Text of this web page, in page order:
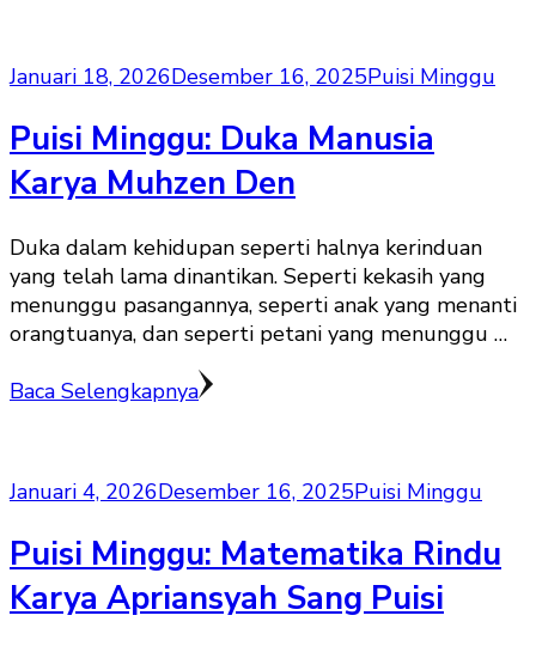
Januari 18, 2026Desember 16, 2025Puisi Minggu
Puisi Minggu: Duka Manusia
Karya Muhzen Den
Duka dalam kehidupan seperti halnya kerinduan
yang telah lama dinantikan. Seperti kekasih yang
menunggu pasangannya, seperti anak yang menanti
orangtuanya, dan seperti petani yang menunggu …
Baca Selengkapnya
Januari 4, 2026Desember 16, 2025Puisi Minggu
Puisi Minggu: Matematika Rindu
Karya Apriansyah Sang Puisi